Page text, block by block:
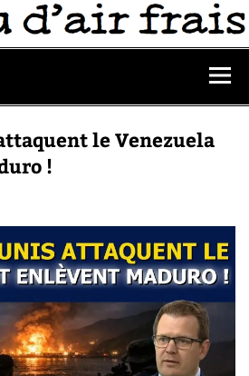
le Venezuela
!